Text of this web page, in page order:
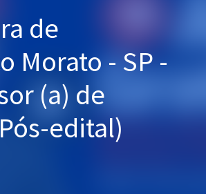
de
Morato - SP -
(a) de
edital)